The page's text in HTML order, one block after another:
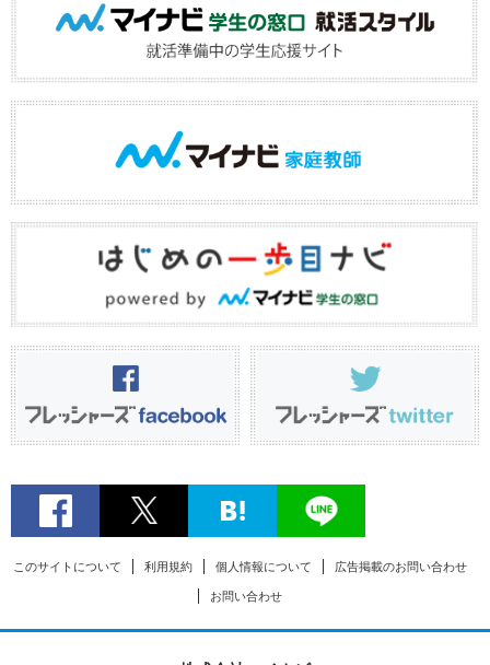
このサイトについて 利用規約 個人情報について 広告掲載のお問い合わせ
お問い合わせ